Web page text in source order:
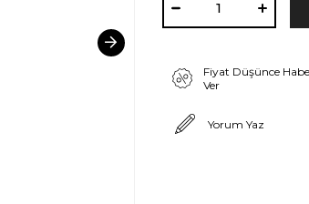
Fiyat Düşünce
Ver
Yorum Yaz